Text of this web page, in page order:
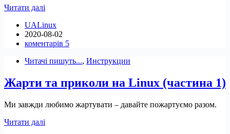
Читати далі
крутий
термінал
для
Як
його
в
UALinux
2020-08-02
коментарів 5
Читачі пишуть..., Инструкции
Жарти та приколи на Linux (частина 1)
Ми завжди любимо жартувати – давайте пожартуємо разом.
Читати далі